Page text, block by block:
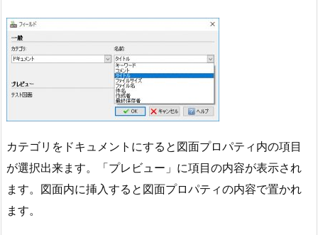
カテゴリをドキュメントにすると図面プロパティ内の項目
が選択出来ます。「プレビュー」に項目の内容が表示され
ます。図面内に挿入すると図面プロパティの内容で置かれ
ます。